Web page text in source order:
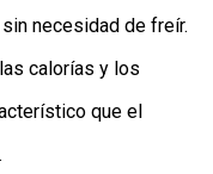
necesidad de freír.
calorías y los
que el